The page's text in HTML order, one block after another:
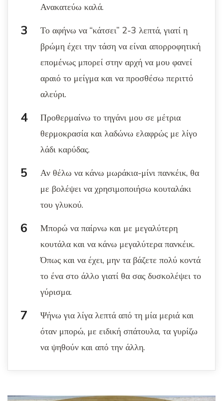
Ανακατεύω καλά.
Το αφήνω να “κάτσει” 2-3 λεπτά, γιατί η
βρώμη έχει την τάση να είναι απορροφητική
επομένως μπορεί στην αρχή να μου φανεί
αραιό το μείγμα και να προσθέσω περιττό
αλεύρι.
Προθερμαίνω το τηγάνι μου σε μέτρια
θερμοκρασία και λαδώνω ελαφρώς με λίγο
λάδι καρύδας.
Αν θέλω να κάνω μωράκια-μίνι πανκέικ, θα
με βολέψει να χρησιμοποιήσω κουταλάκι
του γλυκού.
Μπορώ να παίρνω και με μεγαλύτερη
κουτάλα και να κάνω μεγαλύτερα πανκέικ.
Όπως και να έχει, μην τα βάζετε πολύ κοντά
το ένα στο άλλο γιατί θα σας δυσκολέψει το
γύρισμα.
Ψήνω για λίγα λεπτά από τη μία μεριά και
όταν μπορώ, με ειδική σπάτουλα, τα γυρίζω
να ψηθούν και από την άλλη.